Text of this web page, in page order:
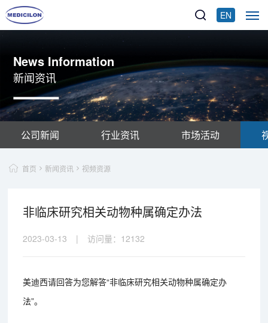
EN
News Information
新闻资讯
公司新闻 行业资讯 市场活动
首页 新闻资讯 视频资源
非临床研究相关动物种属确定办法
2023-03-13 | 访问量： 12132
美迪西请回答为您解答“非临床研究相关动物种属确定办
法”。